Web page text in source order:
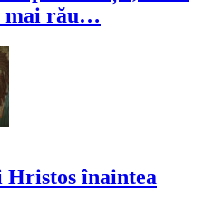
mai rău…
înaintea